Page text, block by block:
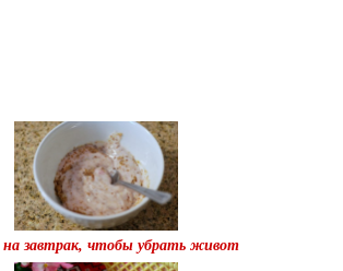
на завтрак, чтобы убрать живот